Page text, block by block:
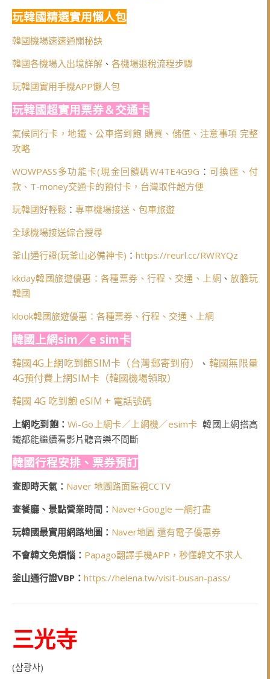
玩韓國精選實用懶人包
韓國機場速速通關秘訣
韓國各機場入出境詳解 、 各機場退稅流程步驟
玩韓國實用手機APP懶人包
玩韓國超實用票券＆交通卡
氣候同行卡，地鐵、公車搭到飽 購買、儲值、注意事項 完整
攻略
WOWPASS多功能卡(現金回饋碼W4TE4G9G ：可換匯、付
款、T-money交通卡的預付卡，台灣取件超方便
玩韓國好輕鬆 ： 專車機場接送、包車旅遊
全球機場接送綜合搜尋
釜山通行證(玩釜山必備神卡) ： https://reurl.cc/RWRYQz
kkday韓國旅遊優惠：各種票券、行程、交通、上網 、放膽玩
韓國
klook韓國旅遊優惠：各種票券、行程、交通、上網
韓國上網sim／e sim卡
韓國4G上網吃到飽SIM卡（台灣郵寄到府） 、 韓國無限量
4G預付費上網SIM卡（韓國機場領取）
韓國 4G 吃到飽 eSIM + 電話號碼
上網吃到飽：Wi-Go上網卡／上網機／esim卡 韓國上網搭高
鐵都能繼續看影片聽音樂不間斷
韓國行程安排、票券預訂
查即時天氣： Naver 地圖路面監視CCTV
查餐廳、景點營業時間： Naver+Google 一網打盡
玩韓國最實用網路地圖： Naver地圖 還有電子優惠券
不會韓文免煩惱： Papago翻譯手機APP，秒懂韓文不求人
釜山通行證VBP： https://helena.tw/visit-busan-pass/
三光寺
(삼광사)